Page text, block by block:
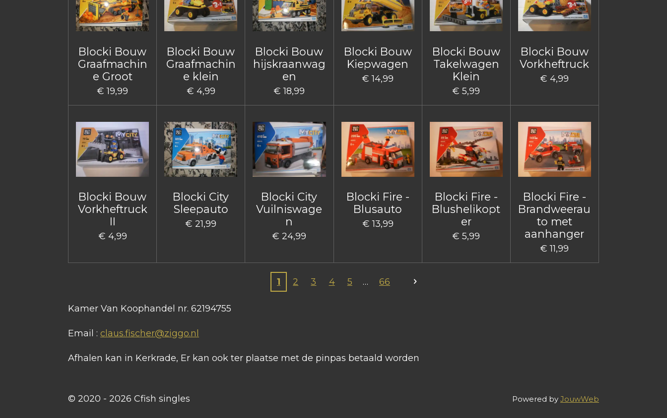
Blocki Bouw
Graafmachin
e Groot
€ 19,99
Blocki Bouw
Graafmachin
e klein
€ 4,99
Blocki Bouw
hijskraanwag
en
€ 18,99
Blocki Bouw
Kiepwagen
€ 14,99
Blocki Bouw
Takelwagen
Klein
€ 5,99
Blocki Bouw
Vorkheftruck
€ 4,99
Blocki Bouw
Vorkheftruck
II
€ 4,99
Blocki City
Sleepauto
€ 21,99
Blocki City
Vuilniswage
n
€ 24,99
Blocki Fire -
Blusauto
€ 13,99
Blocki Fire -
Blushelikopt
er
€ 5,99
Blocki Fire -
Brandweerau
to met
aanhanger
€ 11,99
1 2 3 4 5 66
Kamer Van Koophandel nr. 62194755
Email : claus.fischer@ziggo.nl
Afhalen kan in Kerkrade, Er kan ook ter plaatse met de pinpas betaald worden
© 2020 - 2026 Cfish singles Powered by JouwWeb